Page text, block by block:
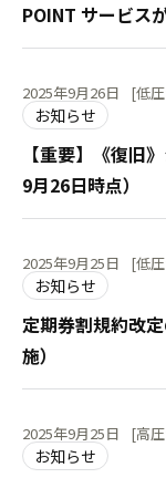
POINT サービス
【重要】《復旧
9月26日時点）
2025年9月26日 [低
お知らせ
定期券割規約改
施）
2025年9月25日 [低
お知らせ
2025年9月25日 [高
お知らせ